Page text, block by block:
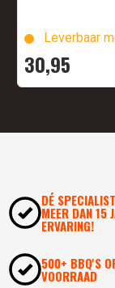
Leverbaar
30,95
DÉ
MEER DAN 15
ERVARING!
500+ BBQ'S
VOORRAAD